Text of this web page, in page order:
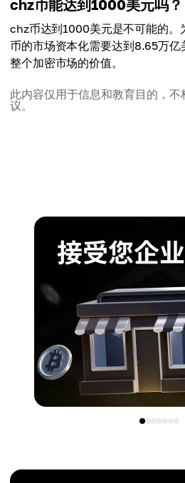
chz币能达到1000美元吗？
chz币达到1000美元是不可能的。
币的市场资本化需要达到8.65万
整个加密市场的价值。
此内容仅用于信息和教育目的，
议。